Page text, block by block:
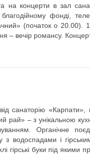
на концерти в зал
фонді,
(початок о 20.00).
– вечір романсу.
санаторію
рай» – з унікальною
Органічне
з водоспадами і
гірські буки під якими